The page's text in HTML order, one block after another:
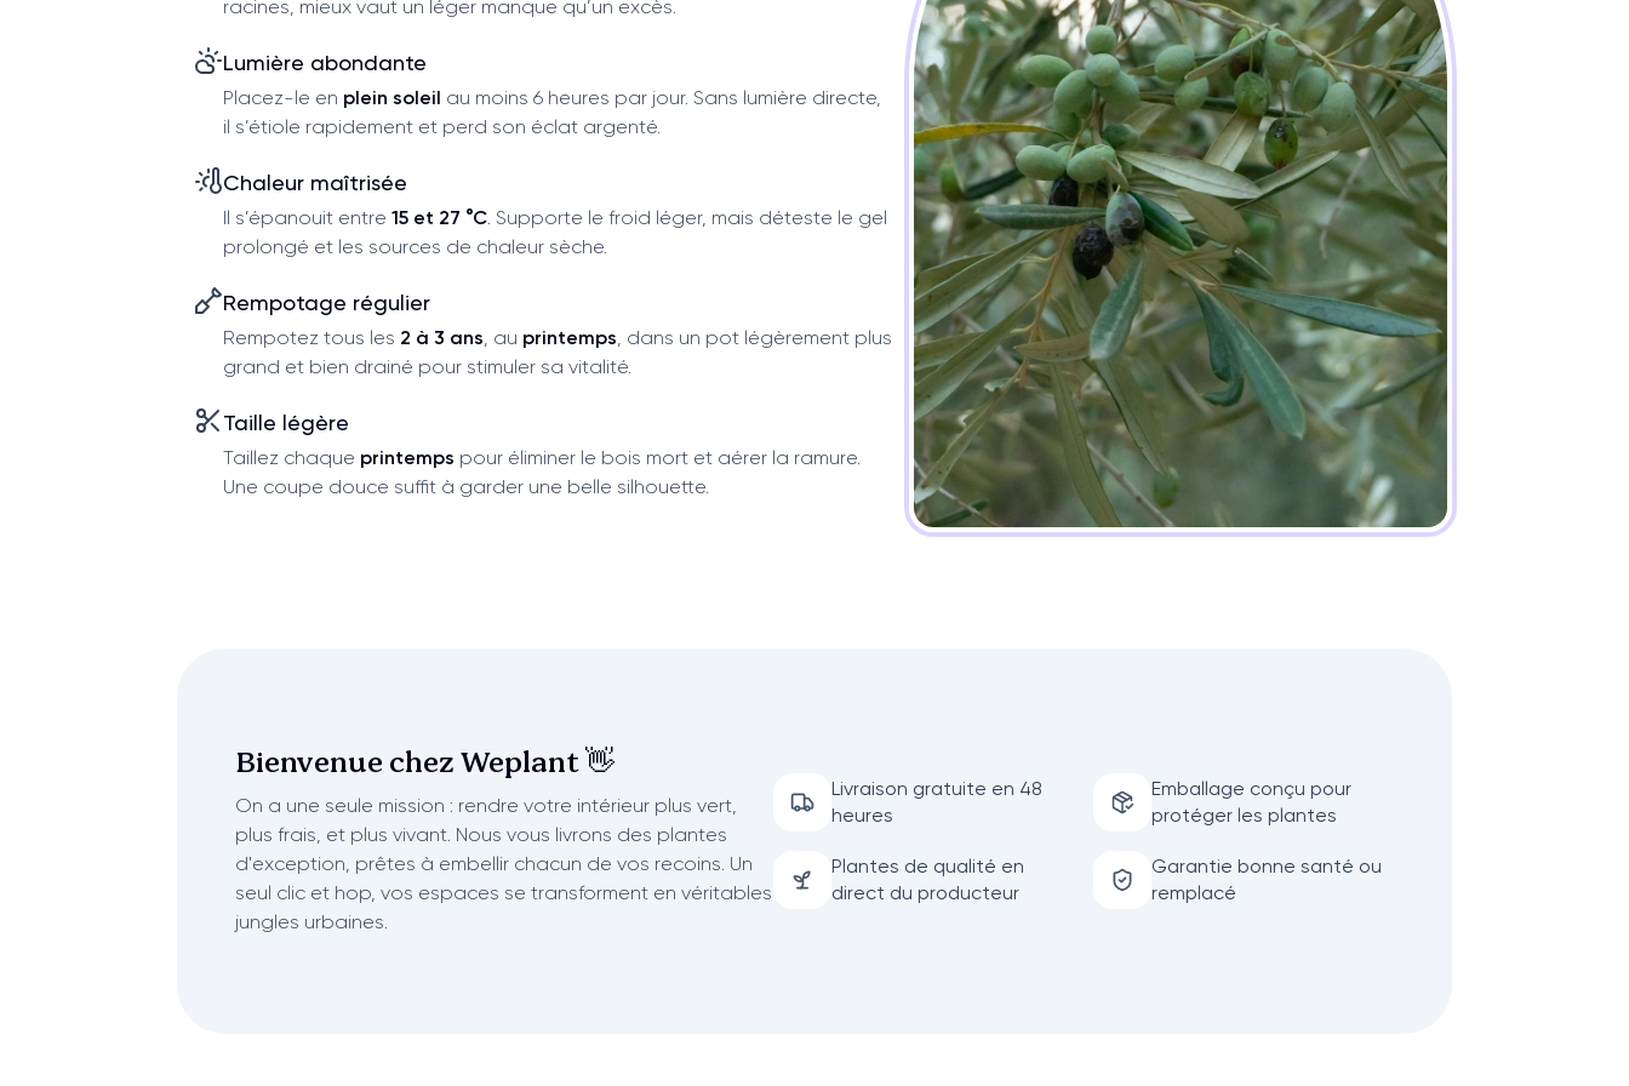
racines, mieux vaut un léger manque qu’un excès.
Lumière abondante
Placez-le en plein soleil au moins 6 heures par jour. Sans lumière directe,
il s’étiole rapidement et perd son éclat argenté.
Chaleur maîtrisée
Il s’épanouit entre 15 et 27 °C . Supporte le froid léger, mais déteste le gel
prolongé et les sources de chaleur sèche.
Rempotage régulier
Rempotez tous les 2 à 3 ans , au printemps , dans un pot légèrement plus
grand et bien drainé pour stimuler sa vitalité.
Taille légère
Taillez chaque printemps pour éliminer le bois mort et aérer la ramure.
Une coupe douce suffit à garder une belle silhouette.
Bienvenue chez Weplant 👋
On a une seule mission : rendre votre intérieur plus vert,
plus frais, et plus vivant. Nous vous livrons des plantes
d'exception, prêtes à embellir chacun de vos recoins. Un
seul clic et hop, vos espaces se transforment en véritables
jungles urbaines.
Livraison gratuite en 48
heures
Emballage conçu pour
protéger les plantes
Plantes de qualité en
direct du producteur
Garantie bonne santé ou
remplacé